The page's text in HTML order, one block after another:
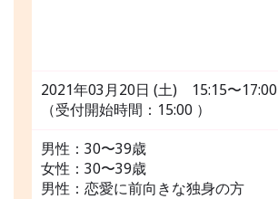
2021年03月20日 (土) 15:15〜17:00
（受付開始時間：15:00 ）
男性：30〜39歳
女性：30〜39歳
男性：恋愛に前向きな独身の方